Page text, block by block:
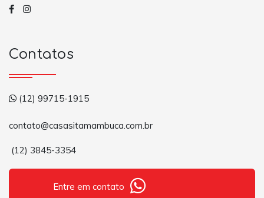
Contatos
(12) 99715-1915
contato@casasitamambuca.com.br
(12) 3845-3354
Entre em contato